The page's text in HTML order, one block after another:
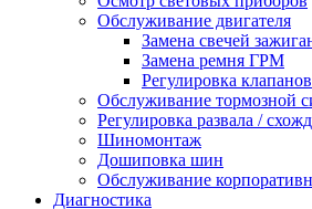
Обслуживание двигателя
Замена свечей
Замена ремня ГРМ
Регулировка клапанов
Обслуживание тормозной
Регулировка развала /
Шиномонтаж
Дошиповка шин
Обслуживание
Диагностика